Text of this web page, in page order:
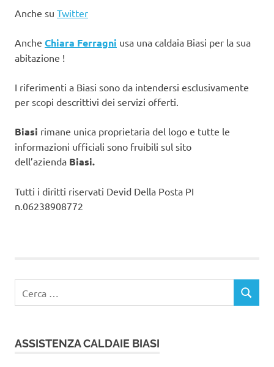
Anche su Twitter
Anche Chiara Ferragni usa una caldaia Biasi per la sua
abitazione !
I riferimenti a Biasi sono da intendersi esclusivamente
per scopi descrittivi dei servizi offerti.
Biasi rimane unica proprietaria del logo e tutte le
informazioni ufficiali sono fruibili sul sito
dell’azienda Biasi.
Tutti i diritti riservati Devid Della Posta PI
n.06238908772
per:
CERCA
ASSISTENZA CALDAIE BIASI